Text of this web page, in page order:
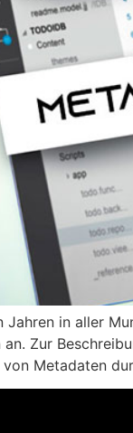
in aller
Zur
Metadaten